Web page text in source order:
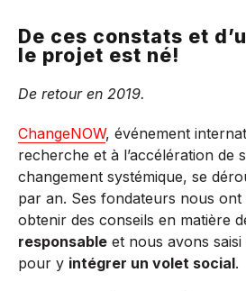
De ces constats et
le projet est né!
De retour en 2019.
ChangeNOW, événement
recherche et à l’accélération de
changement systémique, se
par an. Ses fondateurs nous
obtenir des conseils en matière
responsable et nous avons
pour y intégrer un volet social.